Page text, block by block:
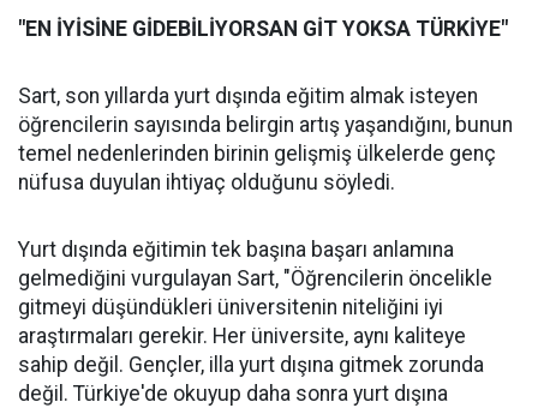
"EN İYİSİNE GİDEBİLİYORSAN GİT YOKSA TÜRKİYE"
Sart, son yıllarda yurt dışında eğitim almak isteyen
öğrencilerin sayısında belirgin artış yaşandığını, bunun
temel nedenlerinden birinin gelişmiş ülkelerde genç
nüfusa duyulan ihtiyaç olduğunu söyledi.
Yurt dışında eğitimin tek başına başarı anlamına
gelmediğini vurgulayan Sart, "Öğrencilerin öncelikle
gitmeyi düşündükleri üniversitenin niteliğini iyi
araştırmaları gerekir. Her üniversite, aynı kaliteye
sahip değil. Gençler, illa yurt dışına gitmek zorunda
değil. Türkiye'de okuyup daha sonra yurt dışına